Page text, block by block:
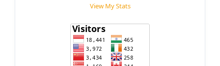
View My Stats